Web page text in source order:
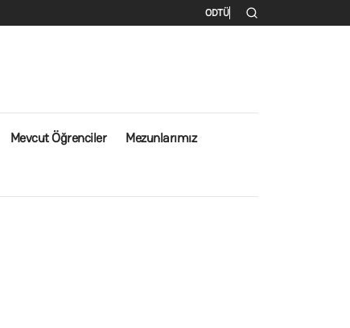
İkincil menü
ODTÜ
Mevcut Öğrenciler
Mezunlarımız